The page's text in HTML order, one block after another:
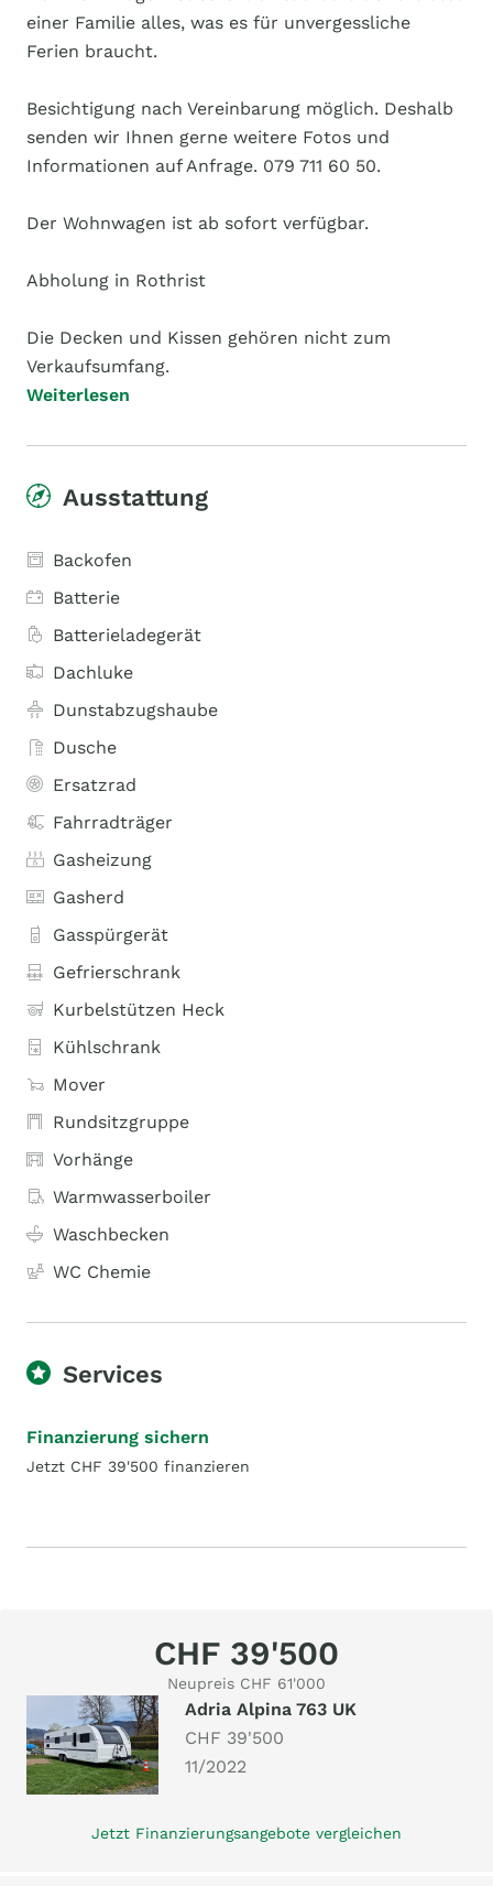
einer Familie alles, was es für unvergessliche
Ferien braucht.
Besichtigung nach Vereinbarung möglich. Deshalb
senden wir Ihnen gerne weitere Fotos und
Informationen auf Anfrage. 079 711 60 50.
Der Wohnwagen ist ab sofort verfügbar.
Abholung in Rothrist
Die Decken und Kissen gehören nicht zum
Verkaufsumfang.
Weiterlesen
Ausstattung
Backofen
Batterie
Batterieladegerät
Dachluke
Dunstabzugshaube
Dusche
Ersatzrad
Fahrradträger
Gasheizung
Gasherd
Gasspürgerät
Gefrierschrank
Kurbelstützen Heck
Kühlschrank
Mover
Rundsitzgruppe
Vorhänge
Warmwasserboiler
Waschbecken
WC Chemie
Services
Finanzierung sichern
Jetzt CHF 39'500 finanzieren
CHF 39'500
Neupreis CHF 61'000
Adria Alpina 763 UK
CHF 39'500
11/2022
Jetzt Finanzierungsangebote vergleichen